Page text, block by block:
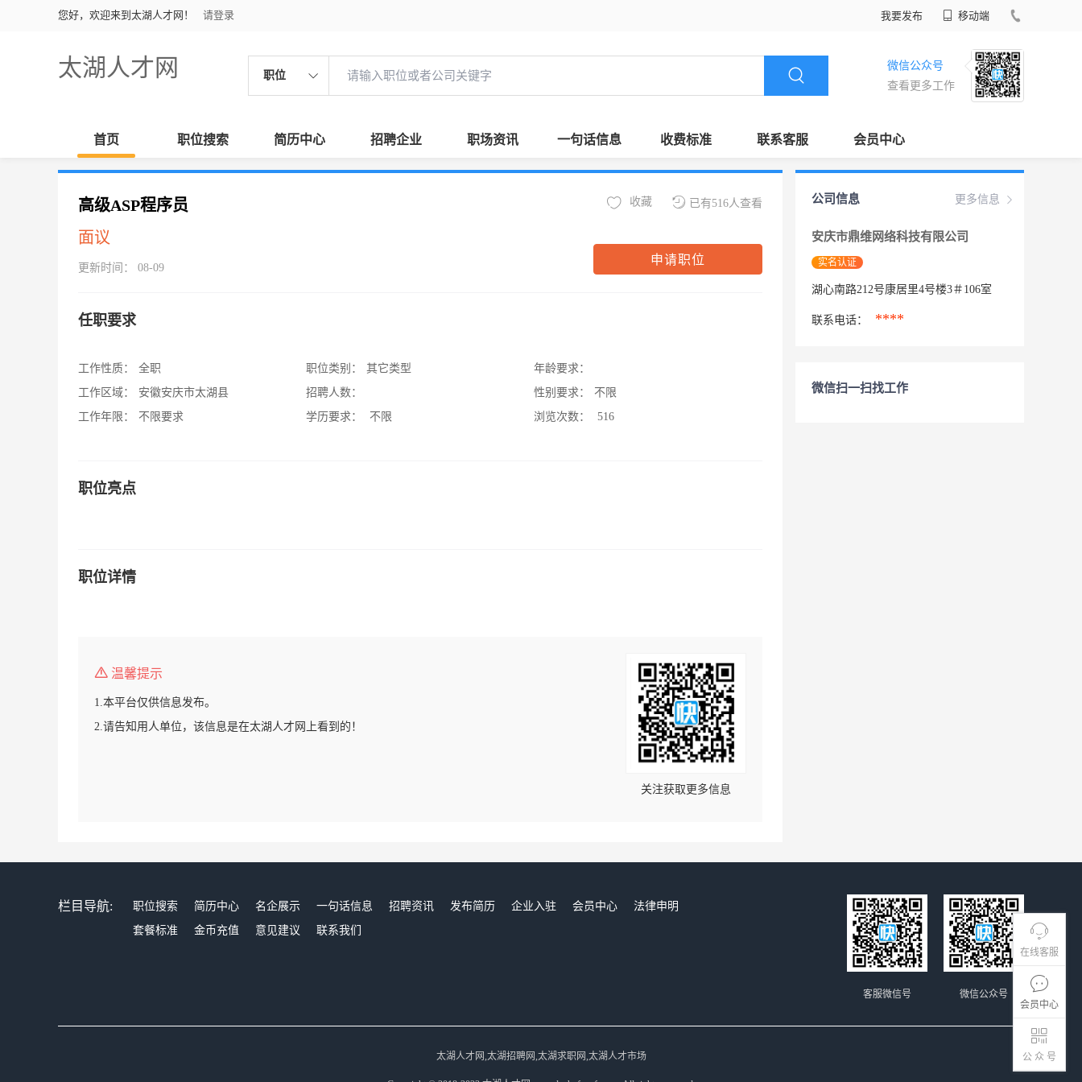
您好，欢迎来到太湖人才网！ 请登录 我要发布 移动端
太湖人才网 职位
微信公众号
查看更多工作
首页 职位搜索 简历中心 招聘企业 职场资讯 一句话信息 收费标准 联系客服 会员中心
在线客服
会员中心
公 众 号
高级ASP程序员
面议
更新时间： 08-09
已有516人查看
收藏
申请职位
任职要求
工作性质：
全职
工作区域：
安徽安庆市太湖县
工作年限：
不限要求
职位类别：
其它类型
招聘人数：
学历要求：
不限
年龄要求：
性别要求：
不限
浏览次数：
516
职位亮点
职位详情
温馨提示
1.本平台仅供信息发布。
2.请告知用人单位，该信息是在太湖人才网上看到的！
关注获取更多信息
更多信息
公司信息
安庆市鼎维网络科技有限公司
实名认证
湖心南路212号康居里4号楼3＃106室
联系电话： ****
微信扫一扫找工作
栏目导航: 职位搜索 简历中心 名企展示 一句话信息 招聘资讯 发布简历 企业入驻 会员中心
法律申明
套餐标准
金币充值 意见建议 联系我们
微信公众号
客服微信号
太湖人才网,太湖招聘网,太湖求职网,太湖人才市场